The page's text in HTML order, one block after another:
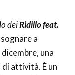
deiRidillo feat.
a
una
attività. È un